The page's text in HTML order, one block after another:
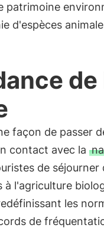
patrimoine
d'espèces
façon de passer
contact avec la
de
à l'agriculture
les
de